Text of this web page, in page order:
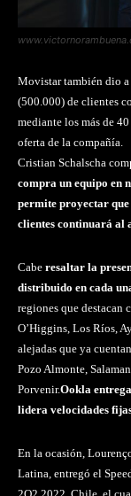
Movistar también dio a
(500.000) de clientes
mediante los más de
oferta de la compañía.
Cristian Schalscha
compra un equipo en
permite proyectar
clientes continuará al
Cabe resaltar la
distribuido en cada
regiones que destacan
O’Higgins, Los Ríos,
alejadas que ya
Pozo Almonte,
Porvenir.Ookla
lidera velocidades
En la ocasión,
Latina, entregó el